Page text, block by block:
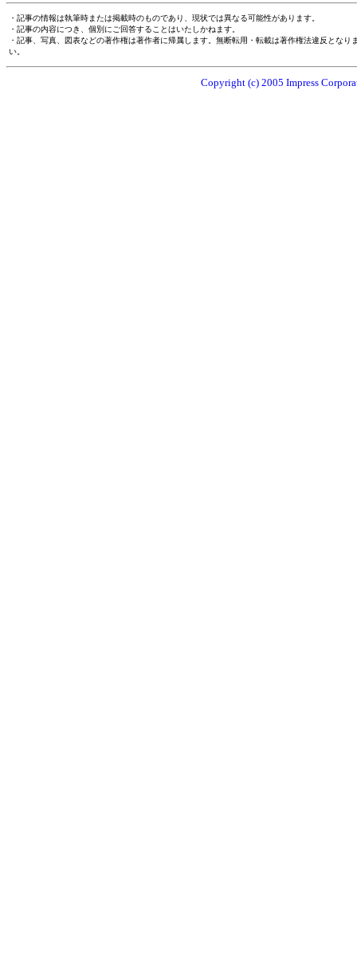
・記事の情報は執筆時または掲載時のものであり、現状では異なる可能性があります。
・記事の内容につき、個別にご回答することはいたしかねます。
・記事、写真、図表などの著作権は著作者に帰属します。無断転用・転載は著作権法違反とな
い。
Copyright (c) 2005 Impress